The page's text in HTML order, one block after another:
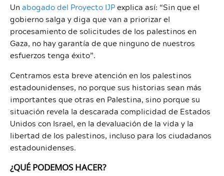
Un abogado del Proyecto IJPexplica así: “Sin que el
gobierno salga y diga que van a priorizar el
procesamiento de solicitudes de los palestinos en
Gaza, no hay garantía de que ninguno de nuestros
esfuerzos tenga éxito”.
Centramos esta breve atención en los palestinos
estadounidenses, no porque sus historias sean más
importantes que otras en Palestina, sino porque su
situación revela la descarada complicidad de Estados
Unidos con Israel, en la devaluación de la vida y la
libertad de los palestinos, incluso para los ciudadanos
estadounidenses.
¿QUÉ PODEMOS HACER?